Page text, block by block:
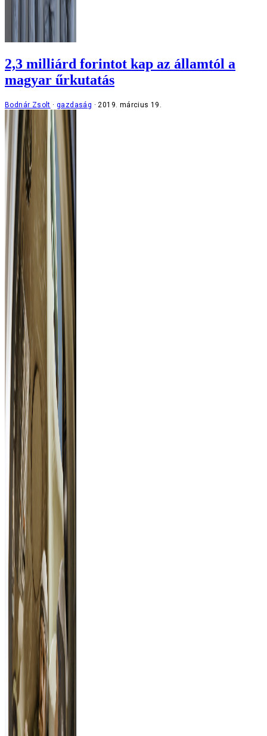
2,3 milliárd forintot kap az államtól a
magyar űrkutatás
Bodnár Zsolt gazdaság 2019. március 19.